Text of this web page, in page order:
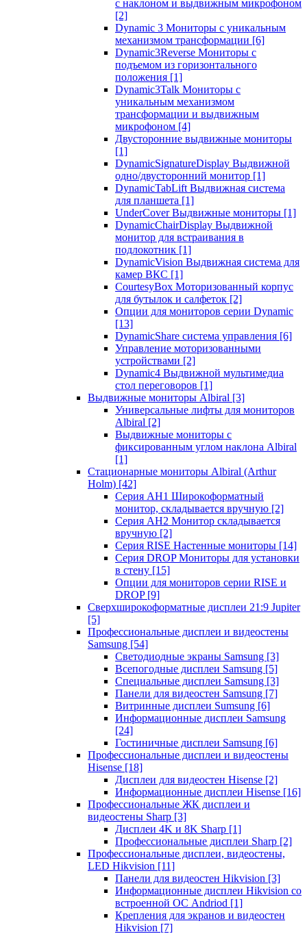
с наклоном и выдвижным микрофоном
[2]
Dynamic 3 Мониторы с уникальным
механизмом трансформации [6]
Dynamic3Reverse Мониторы с
подъемом из горизонтального
положения [1]
Dynamic3Talk Мониторы с
уникальным механизмом
трансформации и выдвижным
микрофоном [4]
Двусторонние выдвижные мониторы
[1]
DynamicSignatureDisplay Выдвижной
одно/двусторонний монитор [1]
DynamicTabLift Выдвижная система
для планшета [1]
UnderCover Выдвижные мониторы [1]
DynamicChairDisplay Выдвижной
монитор для встраивания в
подлокотник [1]
DynamicVision Выдвижная система для
камер ВКС [1]
CourtesyBox Моторизованный корпус
для бутылок и салфеток [2]
Опции для мониторов серии Dynamic
[13]
DynamicShare система управления [6]
Управление моторизованными
устройствами [2]
Dynamic4 Выдвижной мультимедиа
стол переговоров [1]
Выдвижные мониторы Albiral [3]
Универсальные лифты для мониторов
Albiral [2]
Выдвижные мониторы с
фиксированным углом наклона Albiral
[1]
Стационарные мониторы Albiral (Arthur
Holm) [42]
Серия AH1 Широкоформатный
монитор, складывается вручную [2]
Серия AH2 Монитор складывается
вручную [2]
Серия RISE Настенные мониторы [14]
Серия DROP Мониторы для установки
в стену [15]
Опции для мониторов серии RISE и
DROP [9]
Сверхширокоформатные дисплеи 21:9 Jupiter
[5]
Профессиональные дисплеи и видеостены
Samsung [54]
Светодиодные экраны Samsung [3]
Всепогодные дисплеи Samsung [5]
Специальные дисплеи Samsung [3]
Панели для видеостен Samsung [7]
Витринные дисплеи Sumsung [6]
Информационные дисплеи Samsung
[24]
Гостиничные дисплеи Samsung [6]
Профессиональные дисплеи и видеостены
Hisense [18]
Дисплеи для видеостен Hisense [2]
Информационные дисплеи Hisense [16]
Профессиональные ЖК дисплеи и
видеостены Sharp [3]
Дисплеи 4K и 8K Sharp [1]
Профессиональные дисплеи Sharp [2]
Профессиональные дисплеи, видеостены,
LED Hikvision [11]
Панели для видеостен Hikvision [3]
Информационные дисплеи Hikvision со
встроенной ОС Andriod [1]
Крепления для экранов и видеостен
Hikvision [7]